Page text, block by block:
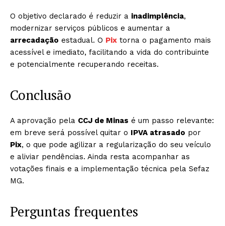
O objetivo declarado é reduzir a inadimplência,
modernizar serviços públicos e aumentar a
arrecadação estadual. O Pix torna o pagamento mais
acessível e imediato, facilitando a vida do contribuinte
e potencialmente recuperando receitas.
Conclusão
A aprovação pela CCJ de Minas é um passo relevante:
em breve será possível quitar o IPVA atrasado por
Pix, o que pode agilizar a regularização do seu veículo
e aliviar pendências. Ainda resta acompanhar as
votações finais e a implementação técnica pela Sefaz
MG.
Perguntas frequentes